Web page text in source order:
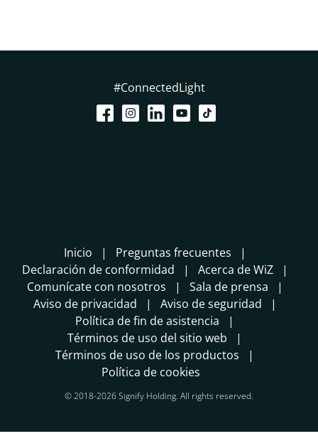
#ConnectedLight
Inicio
Preguntas frecuentes
Declaración de conformidad
Acerca de WiZ
Comunícate con nosotros
Sala de prensa
Aviso de privacidad
Aviso de seguridad
Política de fin de asistencia
Términos de uso del sitio web
Términos de uso de los productos
Política de cookies
© 2018-2026 Signify Holding. All rights reserved.